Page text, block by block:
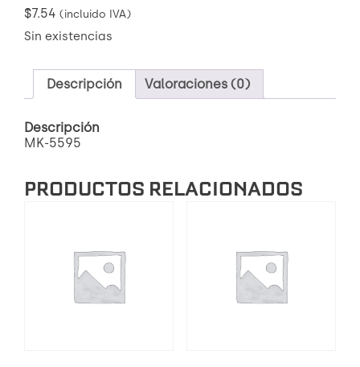
$7.54 (incluido IVA)
Sin existencias
Descripción Valoraciones (0)
Descripción
MK-5595
PRODUCTOS RELACIONADOS